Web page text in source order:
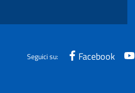
Seguici su: Facebook